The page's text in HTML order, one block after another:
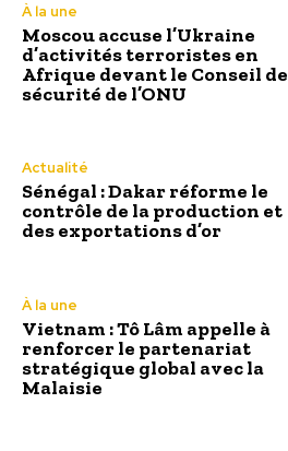
À la une
Moscou accuse l’Ukraine
d’activités terroristes en
Afrique devant le Conseil de
sécurité de l’ONU
Actualité
Sénégal : Dakar réforme le
contrôle de la production et
des exportations d’or
À la une
Vietnam : Tô Lâm appelle à
renforcer le partenariat
stratégique global avec la
Malaisie